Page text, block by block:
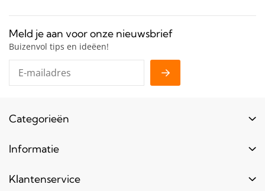
Meld je aan voor onze nieuwsbrief
Buizenvol tips en ideëen!
Categorieën
Buizen
Hout
Informatie
Login
Klantenservice